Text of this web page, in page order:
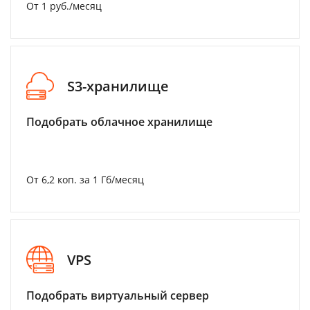
От 1 руб./месяц
S3-хранилище
Подобрать облачное хранилище
От 6,2 коп. за 1 Гб/месяц
VPS
Подобрать виртуальный сервер